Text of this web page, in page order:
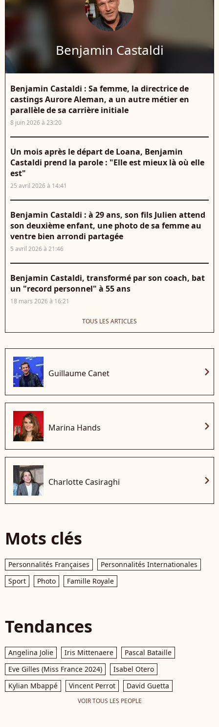
Benjamin Castaldi
Benjamin Castaldi : Sa femme, la directrice de
castings Aurore Aleman, a un autre métier en
parallèle de sa carrière initiale
8 juin 2026 à 23:20
Un mois après le départ de Loana, Benjamin
Castaldi prend la parole : "Elle est mieux là où elle
est"
25 avril 2026 à 14:41
Benjamin Castaldi : à 29 ans, son fils Julien attend
son deuxième enfant, une photo de sa femme au
ventre bien arrondi partagée
5 avril 2026 à 21:46
Benjamin Castaldi, transformé par son coach, bat
un "record personnel" à 55 ans
18 mars 2026 à 16:21
TOUS LES ARTICLES
Guillaume Canet chevron_right
Marina Hands chevron_right
Charlotte Casiraghi chevron_right
Mots clés
Personnalités Françaises
Personnalités Internationales
Sport
Photo Famille Royale
Tendances
Angelina Jolie Iris Mittenaere
Pascal Bataille
Eve Gilles (Miss France 2024)
Isabel Otero
Kylian Mbappé
Vincent Perrot David Guetta
VOIR TOUS LES PEOPLE